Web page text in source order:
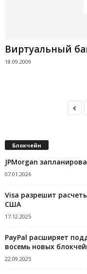
Виртуальный
18.09.2009
Блокчейн
JPMorgan
07.01.2026
Visa разрешит
США
17.12.2025
PayPal расширяет
восемь новых
22.09.2025